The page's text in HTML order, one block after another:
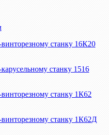
станку 16К20
станку 1516
станку 1К62
винторезному станку 1К62Д